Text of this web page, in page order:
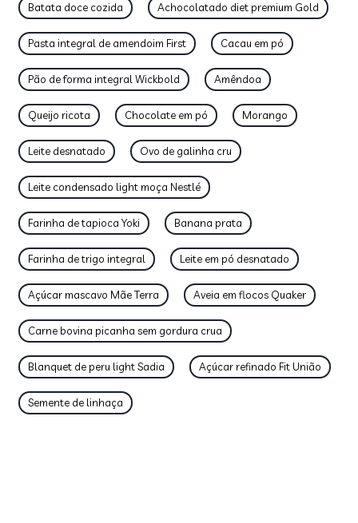
Batata doce cozida Achocolatado diet premium Gold
Pasta integral de amendoim First Cacau em pó
Pão de forma integral Wickbold Amêndoa
Queijo ricota Chocolate em pó Morango
Leite desnatado Ovo de galinha cru
Leite condensado light moça Nestlé
Farinha de tapioca Yoki Banana prata
Farinha de trigo integral Leite em pó desnatado
Açúcar mascavo Mãe Terra Aveia em flocos Quaker
Carne bovina picanha sem gordura crua
Blanquet de peru light Sadia Açúcar refinado Fit União
Semente de linhaça